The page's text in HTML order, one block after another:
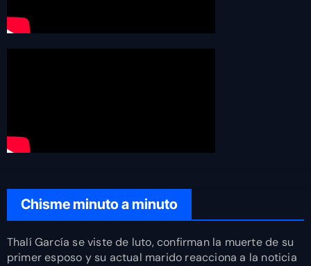
Chisme minuto a minuto
Thalí García se viste de luto, confirman la muerte de su
primer esposo y su actual marido reacciona a la noticia